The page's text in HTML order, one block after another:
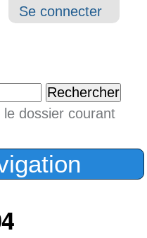
Outils
Se connecter
dossier courant